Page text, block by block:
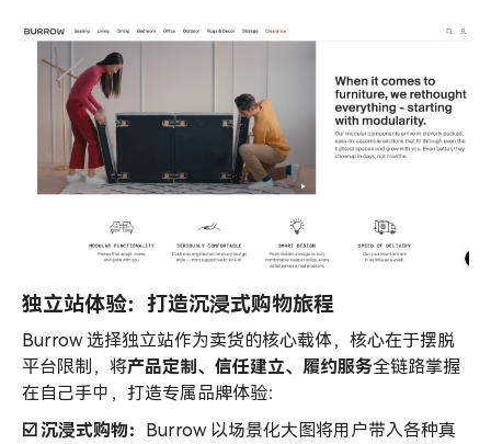
独立站体验：打造沉浸式购物旅程
Burrow 选择独立站作为卖货的核心载体，核心在于摆脱
平台限制，将产品定制、信任建立、履约服务全链路掌握
在自己手中，打造专属品牌体验：
☑️ 沉浸式购物：
Burrow 以场景化大图将用户带入各种真